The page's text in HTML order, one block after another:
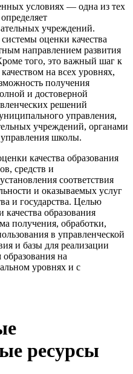
условиях — одна из тех
учреждений.
оценки качества
направлением развития
того, это важный шаг к
на всех уровнях,
получения
и достоверной
решений
управления,
учреждений, органами
школы.
качества образования
средств и
соответствия
и оказываемых услуг
и государства. Целью
образования
получения, обработки,
в управленческой
и базы для реализации
на
уровнях и с
ресурсы